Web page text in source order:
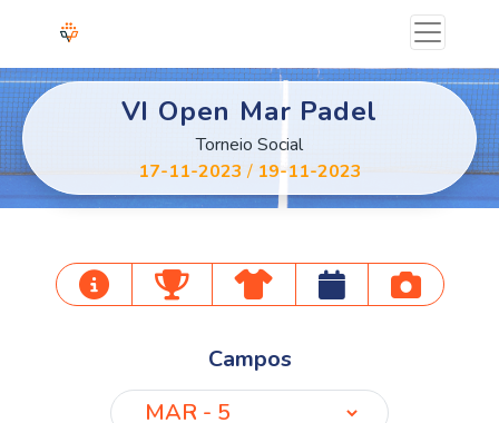
VI Open Mar Padel
Torneio Social
17-11-2023/ 19-11-2023
Campos